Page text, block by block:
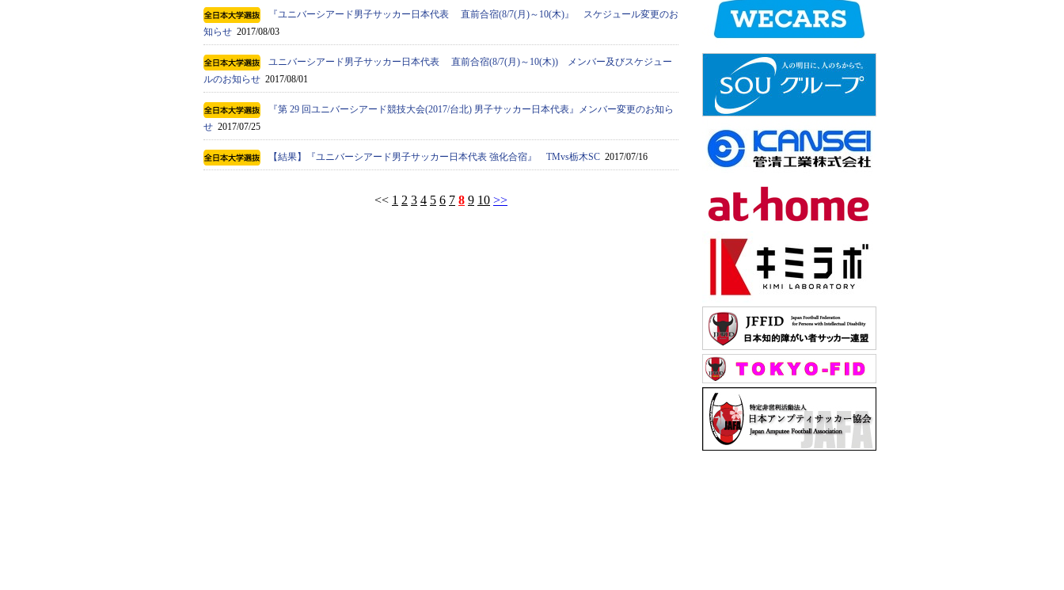
『ユニバーシアード男子サッカー日本代表 直前合宿(8/7(月)～10(木)』 スケジュール変更のお
知らせ 2017/08/03
ユニバーシアード男子サッカー日本代表 直前合宿(8/7(月)～10(木)) メンバー及びスケジュー
ルのお知らせ 2017/08/01
『第 29 回ユニバーシアード競技大会(2017/台北) 男子サッカー日本代表』メンバー変更のお知ら
せ 2017/07/25
【結果】『ユニバーシアード男子サッカー日本代表 強化合宿』 TMvs栃木SC 2017/07/16
<< 1 2 3 4 5 6 7 8 9 10 >>